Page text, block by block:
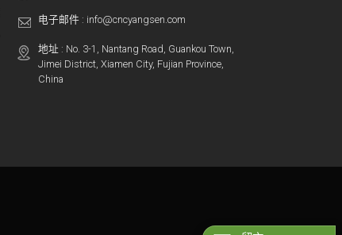
电子邮件 : info@cncyangsen.com
地址 : No. 3-1, Nantang Road, Guankou Town,
Jimei District, Xiamen City, Fujian Province,
China